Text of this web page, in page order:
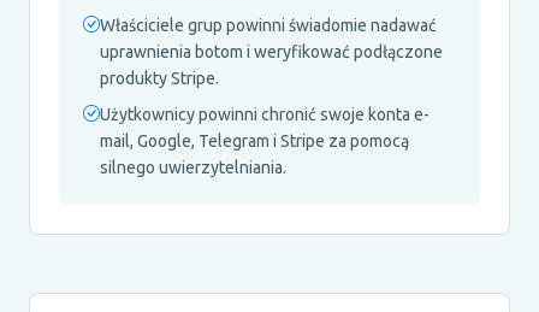
Właściciele grup powinni świadomie nadawać
uprawnienia botom i weryfikować podłączone
produkty Stripe.
Użytkownicy powinni chronić swoje konta e-
mail, Google, Telegram i Stripe za pomocą
silnego uwierzytelniania.